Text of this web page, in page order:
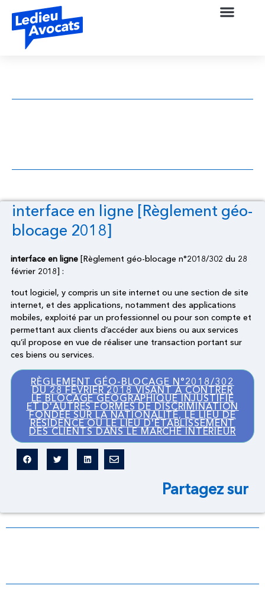
interface en ligne [Règlement géo-
blocage 2018]
interface en ligne [Règlement géo-blocage n°2018/302 du 28
février 2018] :
tout logiciel, y compris un site internet ou une section de site
internet, et des applications, notamment des applications
mobiles, exploité par un professionnel ou pour son compte et
permettant aux clients d’accéder aux biens ou aux services
qu’il propose en vue de réaliser une transaction portant sur
ces biens ou services.
RÈGLEMENT GÉO-BLOCAGE N°2018/302
DU 28 FÉVRIER 2018 VISANT À CONTRER
LE BLOCAGE GÉOGRAPHIQUE INJUSTIFIÉ
ET D'AUTRES FORMES DE DISCRIMINATION
FONDÉE SUR LA NATIONALITÉ, LE LIEU DE
RÉSIDENCE OU LE LIEU D'ÉTABLISSEMENT
DES CLIENTS DANS LE MARCHÉ INTÉRIEUR
Partagez sur